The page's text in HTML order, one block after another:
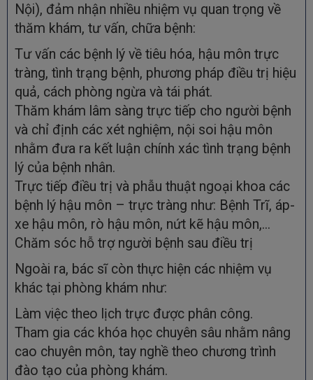
Nội), đảm nhận nhiều nhiệm vụ quan trọng về
thăm khám, tư vấn, chữa bệnh:
Tư vấn các bệnh lý về tiêu hóa, hậu môn trực
tràng, tình trạng bệnh, phương pháp điều trị hiệu
quả, cách phòng ngừa và tái phát.
Thăm khám lâm sàng trực tiếp cho người bệnh
và chỉ định các xét nghiệm, nội soi hậu môn
nhằm đưa ra kết luận chính xác tình trạng bệnh
lý của bệnh nhân.
Trực tiếp điều trị và phẫu thuật ngoại khoa các
bệnh lý hậu môn – trực tràng như: Bệnh Trĩ, áp-
xe hậu môn, rò hậu môn, nứt kẽ hậu môn,...
Chăm sóc hỗ trợ người bệnh sau điều trị
Ngoài ra, bác sĩ còn thực hiện các nhiệm vụ
khác tại phòng khám như:
Làm việc theo lịch trực được phân công.
Tham gia các khóa học chuyên sâu nhằm nâng
cao chuyên môn, tay nghề theo chương trình
đào tạo của phòng khám.